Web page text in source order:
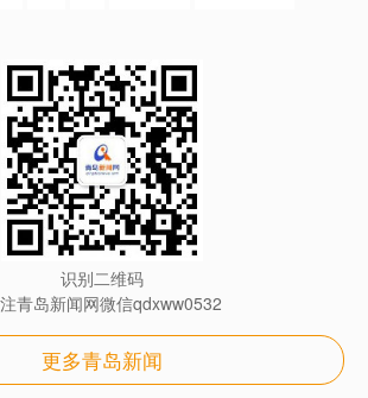
识别二维码
青岛新闻网微信qdxww0532
更多青岛新闻